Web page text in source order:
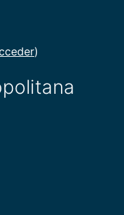
)
umet.edu/
www.umet.edu.ec